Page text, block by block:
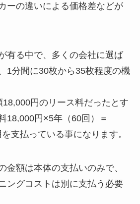
ーの違いによる価格差などが
有る中で、多くの会社に選ば
1分間に30枚から35枚程度の機
円のリース料だったとす
18,000円×5年（60回）＝
支払っている事になります。
金額は本体の支払いのみで、
ングコストは別に支払う必要